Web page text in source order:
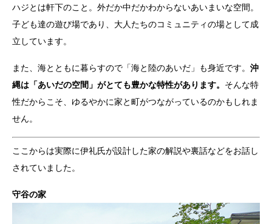
ハジとは軒下のこと。外だか中だかわからないあいまいな空間。
子ども達の遊び場であり、大人たちのコミュニティの場として成
立しています。
また、海とともに暮らすので「海と陸のあいだ」も身近です。 沖
縄は「あいだの空間」がとても豊かな特性があります。 そんな特
性だからこそ、ゆるやかに家と町がつながっているのかもしれま
せん。
ここからは実際に伊礼氏が設計した家の解説や裏話などをお話し
されていました。
守谷の家